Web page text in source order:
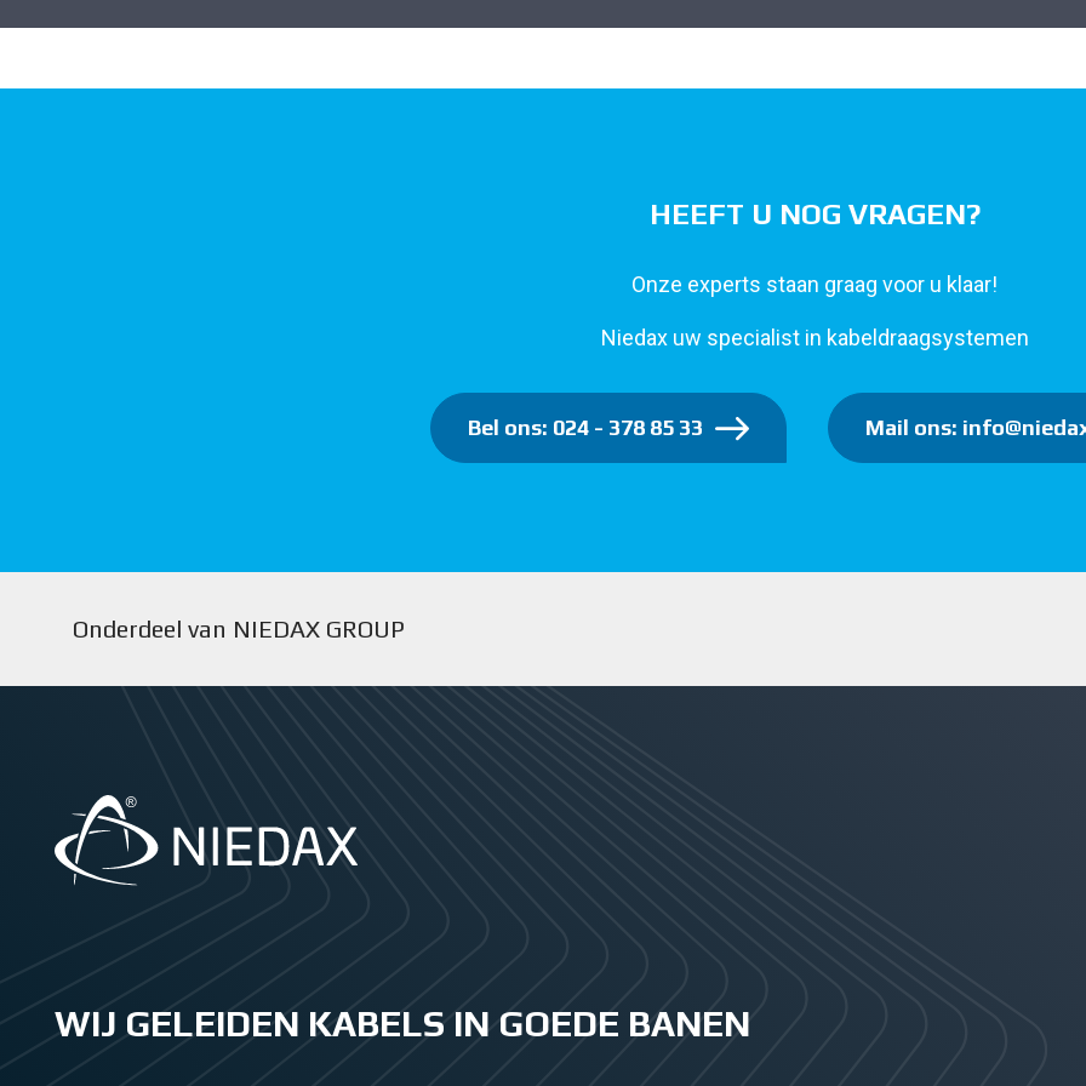
HEEFT U NOG VRAGEN?
Onze experts staan graag voor u klaar!
Niedax uw specialist in kabeldraagsystemen
Bel ons: 024 - 378 85 33 Mail ons:
Onderdeel van NIEDAX GROUP
WIJ GELEIDEN KABELS IN GOEDE BANEN